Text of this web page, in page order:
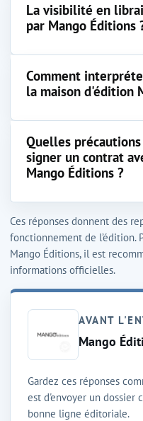
La visibilité en
par Mango Éditions
Comment
la maison d'édition
Quelles
signer un contrat
Mango Éditions ?
Ces réponses donnent des
fonctionnement de l’édition.
Mango Éditions, il est
informations officielles.
AVANT
Mango
Gardez ces réponses
est d'envoyer un dossier
bonne ligne éditoriale.